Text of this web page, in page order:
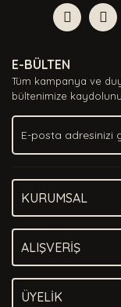
Görüş ve
Ürün
Ürün
Ürün fiyatı
Bu ürüne
E-BÜLTEN
Tüm kampanya ve
bültenimize
KURUMSAL
ALIŞVERİŞ
ÜYELİK